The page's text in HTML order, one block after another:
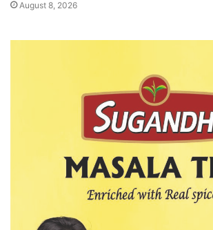
August 8, 2026